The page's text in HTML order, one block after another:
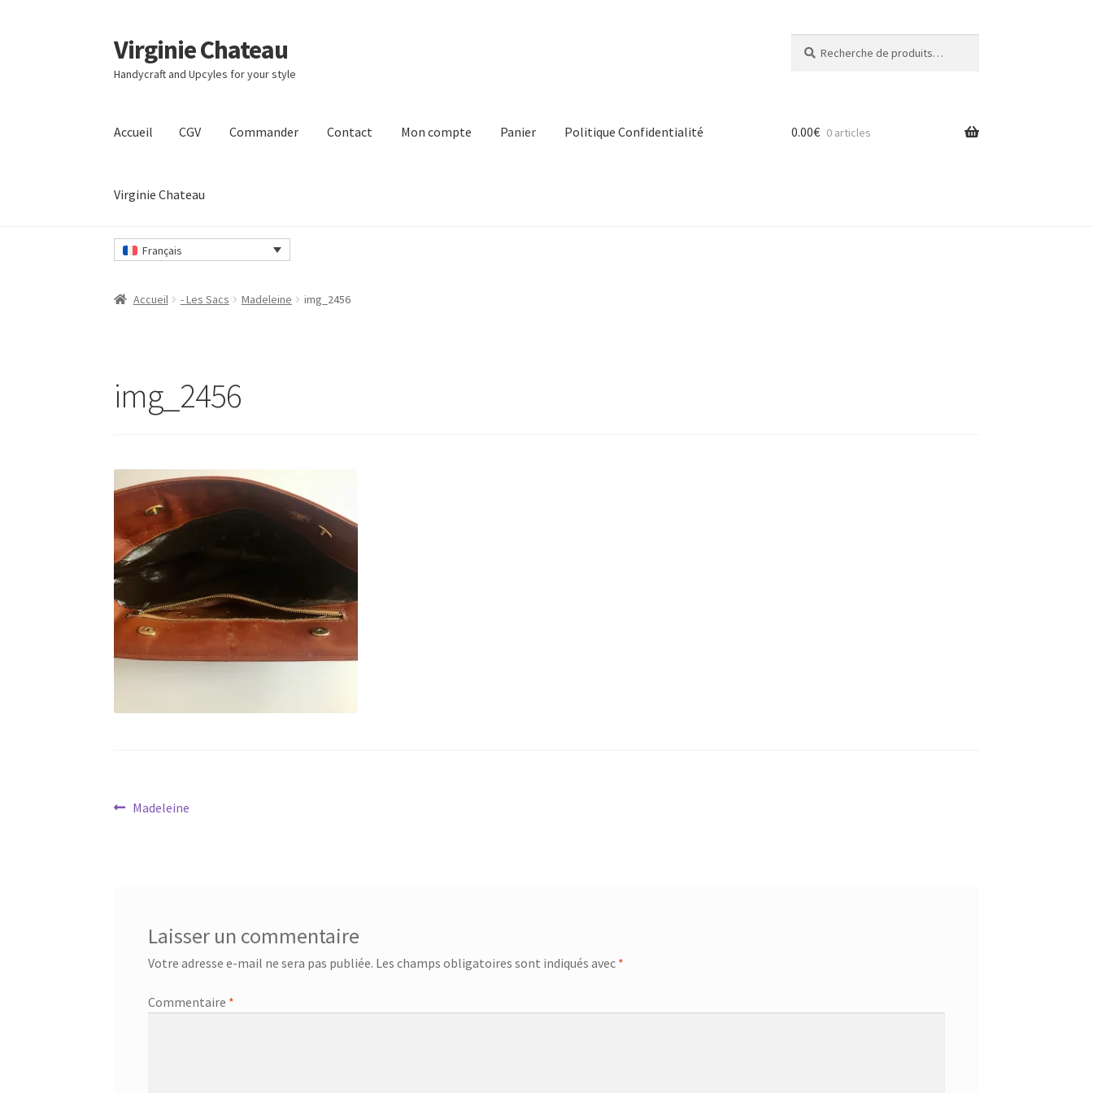
Passer
à
la
Passer
au
contenu
Virginie Chateau
Handycraft and Upcyles for your style
pour :
Accueil CGV Commander Contact Mon compte Panier Politique Confidentialité
Virginie Chateau
AccueilCGVCommander Contact
0.00€ 0 articles
Français
Accueil - Les Sacs Madeleine img_2456
img_2456
Navigation
Article
Madeleine
Laisser un commentaire
Votre adresse e-mail ne sera pas publiée. Les champs obligatoires sont indiqués avec *
Commentaire *